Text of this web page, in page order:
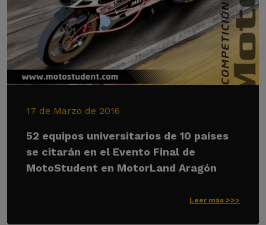
17 de Marzo de 2016
52 equipos universitarios de 10 países
se citarán en el Evento Final de
MotoStudent en MotorLand Aragón
Leer más >>>